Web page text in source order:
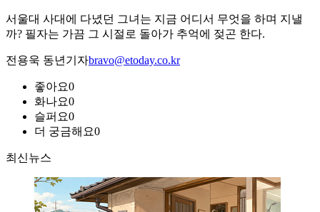
서울대 사대에 다녔던 그녀는 지금 어디서 무엇을 하며 지낼
까? 필자는 가끔 그 시절로 돌아가 추억에 젖곤 한다.
전용욱 동년기자bravo@etoday.co.kr
좋아요0
화나요0
슬퍼요0
더 궁금해요0
최신뉴스